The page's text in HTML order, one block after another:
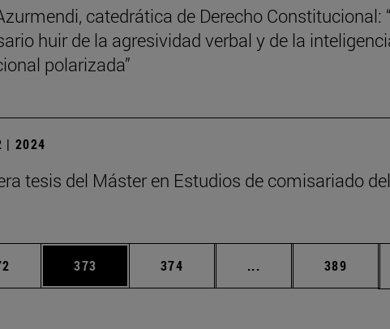
catedrática de Derecho Constitucional:
huir de la agresividad verbal y de la
polarizada”
| 2024
tesis del Máster en Estudios de comisariado del
Use TAB para desplazarse.
Página
373 Página
374 ... Páginas intermedias
Página
389